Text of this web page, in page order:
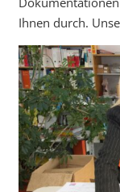
Ihnen durch.